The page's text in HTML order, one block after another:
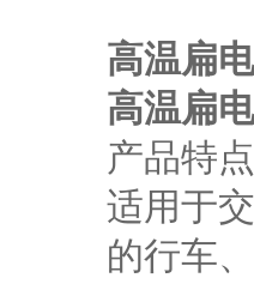
高温扁
高温扁
产品特
适用于
的行车